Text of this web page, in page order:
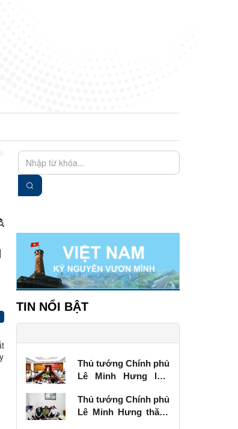
TIN NỔI BẬT
Thủ tướng Chính phủ
Lê Minh Hưng làm
vụ Tỉnh ủy Lạng Sơn
Thủ tướng Chính phủ
Lê Minh Hưng thăm,